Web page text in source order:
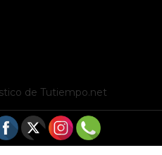
de Tutiempo.net